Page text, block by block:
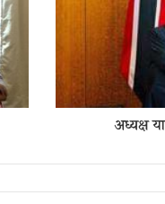
अध्यक्ष